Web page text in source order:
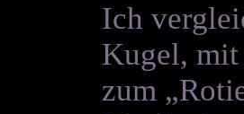
Ich
Kugel, mit
zum